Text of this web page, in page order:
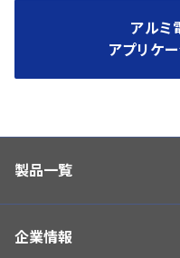
アルミ
アプリケ
製品一覧
企業情報